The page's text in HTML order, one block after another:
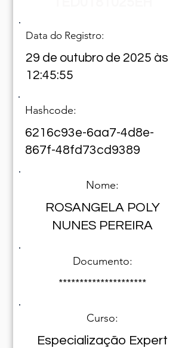
Data do Registro:
29 de outubro de 2025 às
12:45:55
Hashcode:
6216c93e-6aa7-4d8e-
867f-48fd73cd9389
Nome:
ROSANGELA POLY
NUNES PEREIRA
Documento:
*********************
Curso:
Especialização Expert